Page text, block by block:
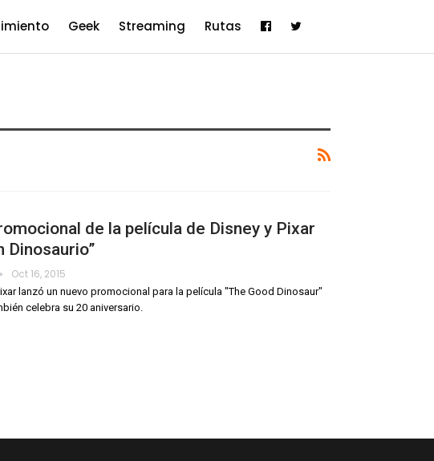
Geek Streaming Rutas
de la película de Disney y Pixar
Dinosaurio”
Oct 16, 2015
lanzó un nuevo promocional para la película "The Good Dinosaur"
celebra su 20 aniversario.